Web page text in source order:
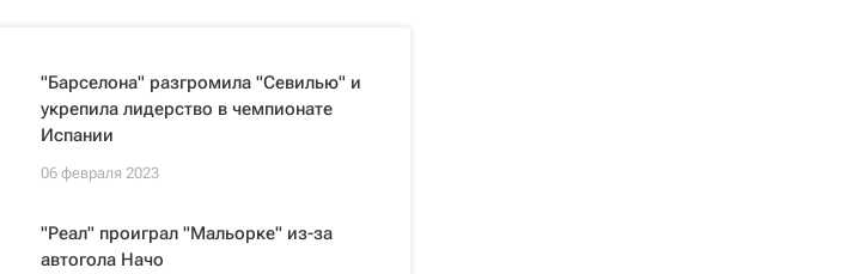
"Барселона" разгромила "Севилью" и
укрепила лидерство в чемпионате
Испании
06 февраля 2023
"Реал" проиграл "Мальорке" из-за
автогола Начо